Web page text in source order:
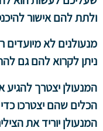
ולתת להם אישור
מנעולנים לא
ניתן לקרוא להם גם
המנעולן יצטרך להגיע
הכלים שהם יצטרכו
המנעולן יוריד את